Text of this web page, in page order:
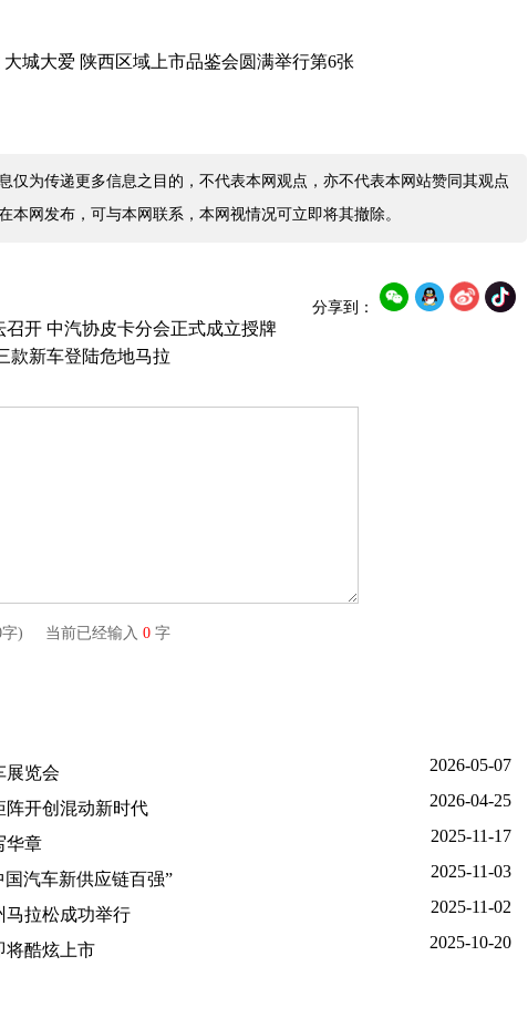
仅为传递更多信息之目的，不代表本网观点，亦不代表本网站赞同其观点
网发布，可与本网联系，本网视情况可立即将其撤除。
分享到：
开 中汽协皮卡分会正式成立授牌
款新车登陆危地马拉
字) 当前已经输入 0 字
展览会 2026-05-07
阵开创混动新时代 2026-04-25
华章 2025-11-17
汽车新供应链百强” 2025-11-03
马拉松成功举行 2025-11-02
将酷炫上市 2025-10-20